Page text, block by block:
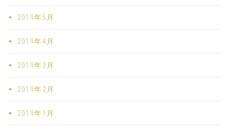
2019年5月
2019年4月
2019年3月
2019年2月
2019年1月